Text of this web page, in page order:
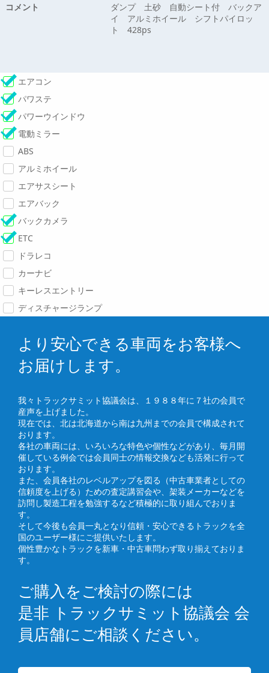
コメント
ダンプ 土砂 自動シート付 バックア
イ アルミホイール シフトパイロッ
ト 428ps
エアコン
パワステ
パワーウインドウ
電動ミラー
ABS
アルミホイール
エアサスシート
エアバック
バックカメラ
ETC
ドラレコ
カーナビ
キーレスエントリー
ディスチャージランプ
より安心できる車両をお客様へ
お届けします。
我々トラックサミット協議会は、１９８８年に７社の会員で
産声を上げました。
現在では、北は北海道から南は九州までの会員で構成されて
おります。
各社の車両には、いろいろな特色や個性などがあり、毎月開
催している例会では会員同士の情報交換なども活発に行って
おります。
また、会員各社のレベルアップを図る（中古車業者としての
信頼度を上げる）ための査定講習会や、架装メーカーなどを
訪問し製造工程を勉強するなど積極的に取り組んでおりま
す。
そして今後も会員一丸となり信頼・安心できるトラックを全
国のユーザー様にご提供いたします。
個性豊かなトラックを新車・中古車問わず取り揃えておりま
す。
ご購入をご検討の際には
是非 トラックサミット協議会 会
員店舗にご相談ください。